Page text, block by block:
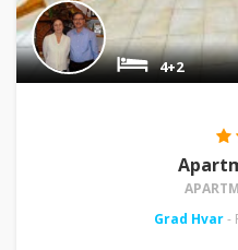
4+2
Grad Hvar-